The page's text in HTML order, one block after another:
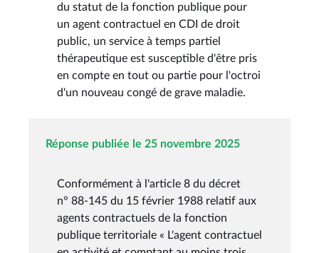
du statut de la fonction publique pour
un agent contractuel en CDI de droit
public, un service à temps partiel
thérapeutique est susceptible d'être pris
en compte en tout ou partie pour l'octroi
d'un nouveau congé de grave maladie.
Réponse publiée le 25 novembre 2025
Conformément à l'article 8 du décret
n° 88-145 du 15 février 1988 relatif aux
agents contractuels de la fonction
publique territoriale « L'agent contractuel